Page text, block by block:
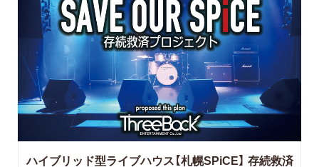
ハイブリッド型ライブハウス【札幌SPiCE】 存続救済